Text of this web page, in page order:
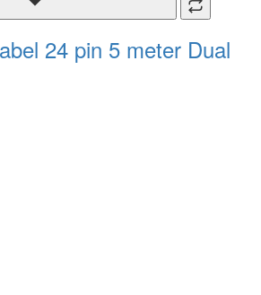
24 pin 5 meter Dual